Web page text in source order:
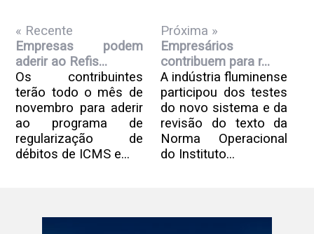
« Recente
Empresas podem
aderir ao Refis...
Os contribuintes
terão todo o mês de
novembro para aderir
ao programa de
regularização de
débitos de ICMS e...
Próxima »
Empresários
contribuem para r...
A indústria fluminense
participou dos testes
do novo sistema e da
revisão do texto da
Norma Operacional
do Instituto...